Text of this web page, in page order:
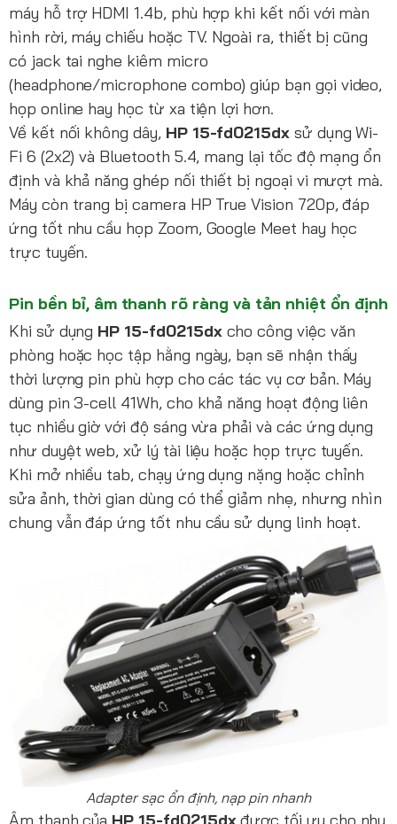
máy hỗ trợ HDMI 1.4b, phù hợp khi kết nối với màn
hình rời, máy chiếu hoặc TV. Ngoài ra, thiết bị cũng
có jack tai nghe kiêm micro
(headphone/microphone combo) giúp bạn gọi video,
họp online hay học từ xa tiện lợi hơn.
Về kết nối không dây, HP 15-fd0215dx sử dụng Wi-
Fi 6 (2x2) và Bluetooth 5.4, mang lại tốc độ mạng ổn
định và khả năng ghép nối thiết bị ngoại vi mượt mà.
Máy còn trang bị camera HP True Vision 720p, đáp
ứng tốt nhu cầu họp Zoom, Google Meet hay học
trực tuyến.
Pin bền bỉ, âm thanh rõ ràng và tản nhiệt ổn định
Khi sử dụng HP 15-fd0215dxcho công việc văn
phòng hoặc học tập hằng ngày, bạn sẽ nhận thấy
thời lượng pin phù hợp cho các tác vụ cơ bản. Máy
dùng pin 3-cell 41Wh, cho khả năng hoạt động liên
tục nhiều giờ với độ sáng vừa phải và các ứng dụng
như duyệt web, xử lý tài liệu hoặc họp trực tuyến.
Khi mở nhiều tab, chạy ứng dụng nặng hoặc chỉnh
sửa ảnh, thời gian dùng có thể giảm nhẹ, nhưng nhìn
chung vẫn đáp ứng tốt nhu cầu sử dụng linh hoạt.
Adapter sạc ổn định, nạp pin nhanh